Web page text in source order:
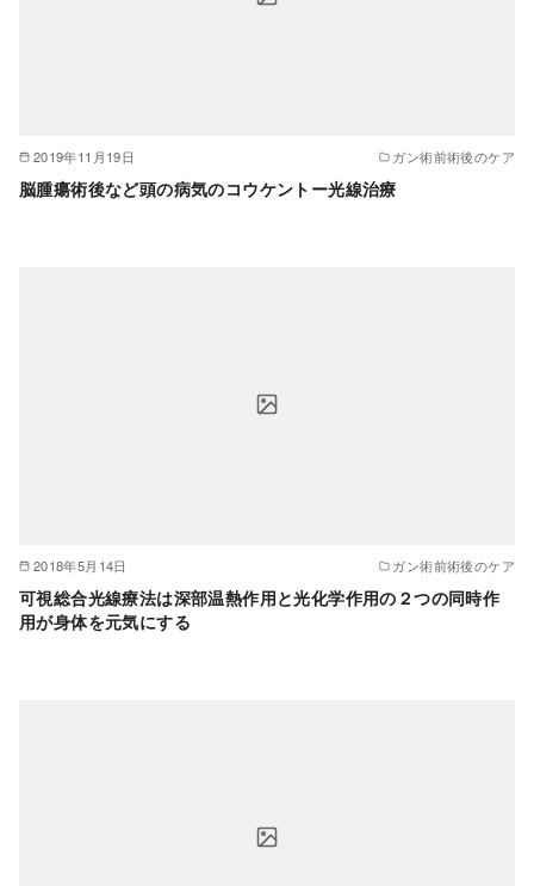
2019年11月19日 ガン術前術後のケア
脳腫瘍術後など頭の病気のコウケントー光線治療
2018年5月14日 ガン術前術後のケア
可視総合光線療法は深部温熱作用と光化学作用の２つの同時作
用が身体を元気にする